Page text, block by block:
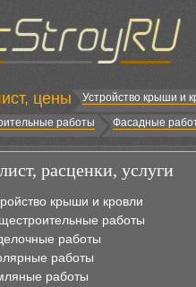
цены Устройство крыши и
работы
Фасадные
расценки, услуги
крыши и кровли
работы
работы
работы
работы